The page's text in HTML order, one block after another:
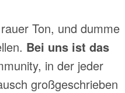
Ton, und dumme
Bei uns ist das
in der jeder
großgeschrieben